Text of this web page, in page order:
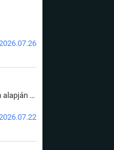
Kártya változások a 36.0.3-as patch alapján frissítve az adatbázisban (képek is cserélve).